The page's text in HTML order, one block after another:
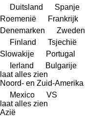
Duitsland
Spanje
Roemenië
Frankrijk
Denemarken
Zweden
Finland
Tsjechië
Slowakije
Portugal
Ierland
Bulgarije
laat alles zien
Noord- en Zuid-Amerika
Mexico
VS
laat alles zien
Azië